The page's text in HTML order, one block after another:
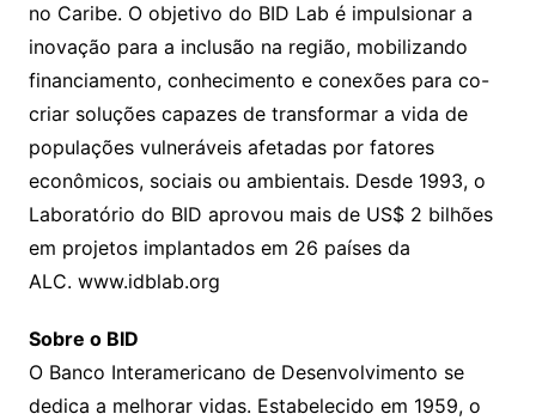
no Caribe. O objetivo do BID Lab é impulsionar a
inovação para a inclusão na região, mobilizando
financiamento, conhecimento e conexões para co-
criar soluções capazes de transformar a vida de
populações vulneráveis afetadas por fatores
econômicos, sociais ou ambientais. Desde 1993, o
Laboratório do BID aprovou mais de US$ 2 bilhões
em projetos implantados em 26 países da
ALC. www.idblab.org
Sobre o BID
O Banco Interamericano de Desenvolvimento se
dedica a melhorar vidas. Estabelecido em 1959, o